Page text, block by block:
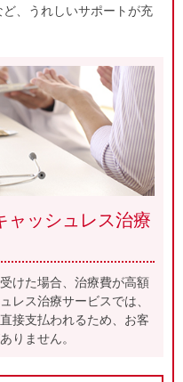
、うれしいサポートが充
ャッシュレス治療
けた場合、治療費が高額
レス治療サービスでは、
接支払われるため、お客
りません。